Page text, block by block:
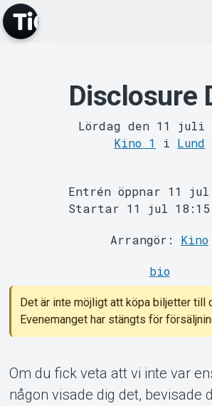
Om
Disclosure
Lördag den 11 juli
Kino 1
i Lund
Entrén öppnar 11 jul
Startar 11 jul 18:15
Arrangör: Kino
bio
Det är inte möjligt att köpa biljetter till
Evenemanget har stängts för
Om du fick veta att vi inte var
någon visade dig det, bevisade